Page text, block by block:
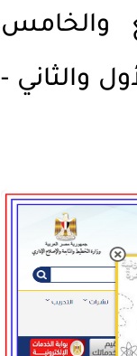
والخامس
والثاني -